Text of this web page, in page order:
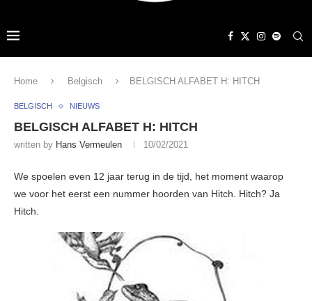
Home Belgisch BELGISCH ALFABET H: HITCH
BELGISCH NIEUWS
BELGISCH ALFABET H: HITCH
written by Hans Vermeulen 10/02/2021
We spoelen even 12 jaar terug in de tijd, het moment waarop
we voor het eerst een nummer hoorden van Hitch. Hitch? Ja
Hitch.